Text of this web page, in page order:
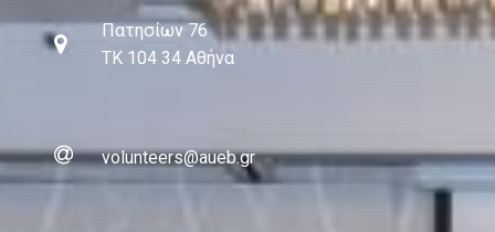
Πατησίων 76
ΤΚ 104 34 Αθήνα
volunteers@aueb.gr